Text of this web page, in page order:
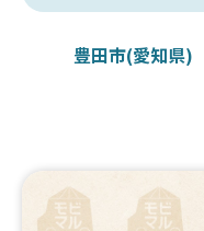
豊田市(愛知県)